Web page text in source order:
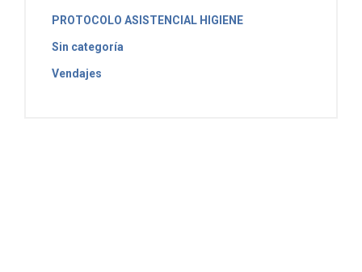
PROTOCOLO ASISTENCIAL HIGIENE
Sin categoría
Vendajes